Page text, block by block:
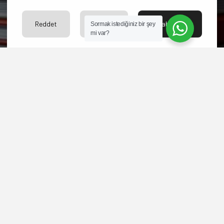
giderelim.
Kabul Et
Ayarlar
Reddet
Sormak istediğiniz bir şey
mi var?